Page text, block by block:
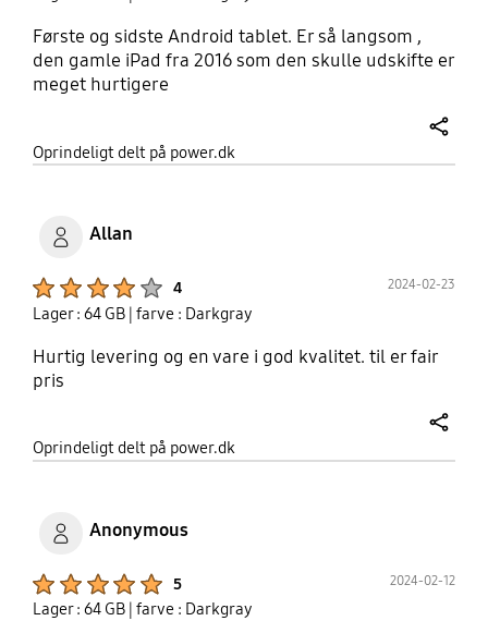
Første og sidste Android tablet. Er så langsom ,
den gamle iPad fra 2016 som den skulle udskifte er
meget hurtigere
Oprindeligt delt på power.dk
Allan
4 2024-02-23
Lager : 64 GB | farve : Darkgray
Hurtig levering og en vare i god kvalitet. til er fair
pris
Oprindeligt delt på power.dk
Anonymous
5 2024-02-12
Lager : 64 GB | farve : Darkgray